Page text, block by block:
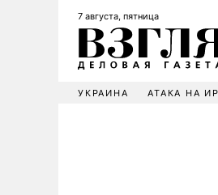
7 августа, пятница
УКРАИНА АТАКА НА